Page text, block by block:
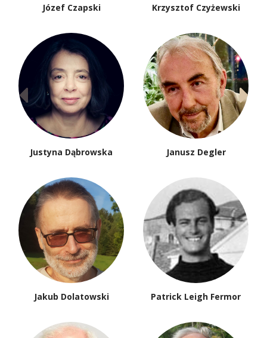
Józef Czapski Krzysztof Czyżewski
Justyna Dąbrowska Janusz Degler
Jakub Dolatowski Patrick Leigh Fermor